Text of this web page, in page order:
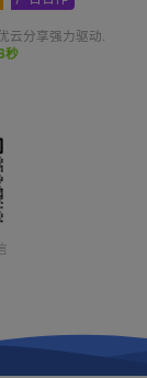
云分享强力驱动.
秒